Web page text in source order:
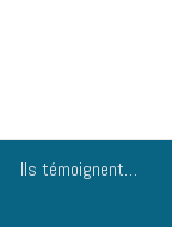
Ils témoignent…